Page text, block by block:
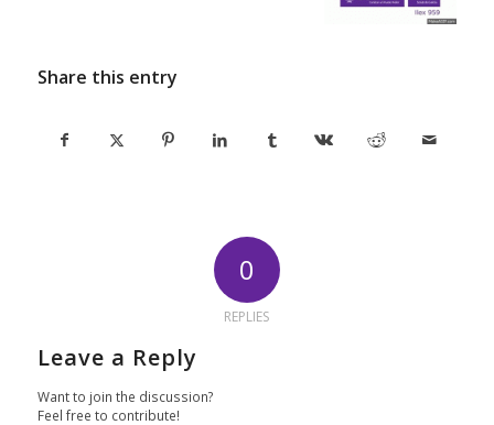
Share this entry
0
REPLIES
Leave a Reply
Want to join the discussion?
Feel free to contribute!